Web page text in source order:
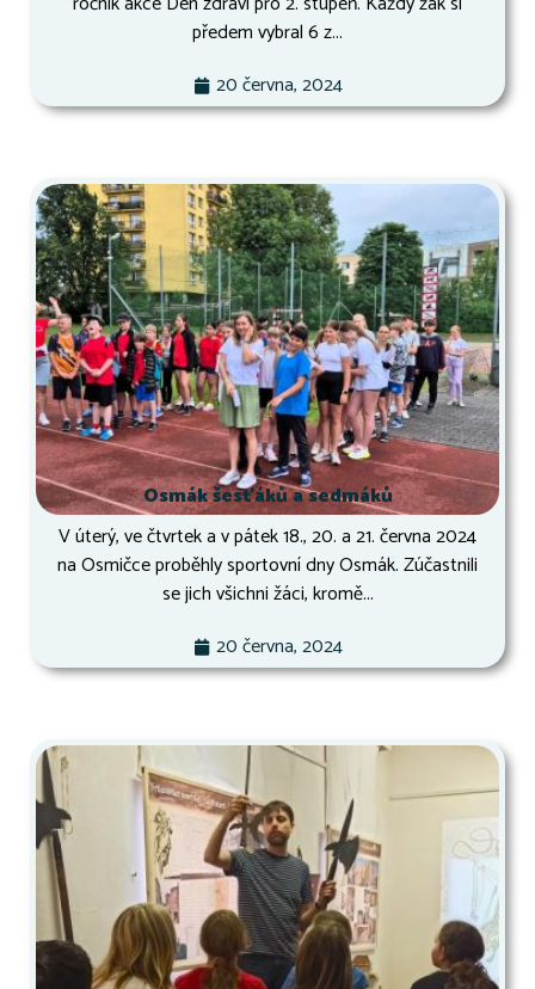
předem vybral 6 z...
20 června, 2024
Osmák šesťáků a sedmáků
V úterý, ve čtvrtek a v pátek 18., 20. a 21. června 2024
na Osmičce proběhly sportovní dny Osmák. Zúčastnili
se jich všichni žáci, kromě...
20 června, 2024